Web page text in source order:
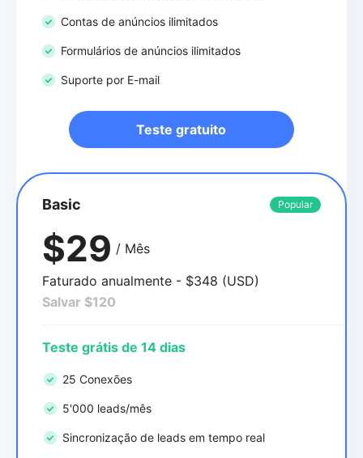
Contas de anúncios ilimitados
Formulários de anúncios ilimitados
Suporte por E-mail
Teste gratuito
Basic Popular
$29 / Mês
Faturado anualmente - $348 (USD)
Salvar $120
Teste grátis de 14 dias
25 Conexões
5'000 leads/mês
Sincronização de leads em tempo real